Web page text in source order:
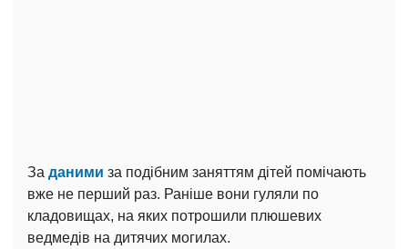
За даними за подібним заняттям дітей помічають
вже не перший раз. Раніше вони гуляли по
кладовищах, на яких потрошили плюшевих
ведмедів на дитячих могилах.